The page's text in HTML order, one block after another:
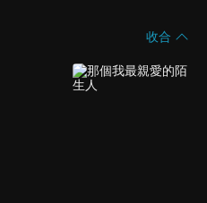
收合